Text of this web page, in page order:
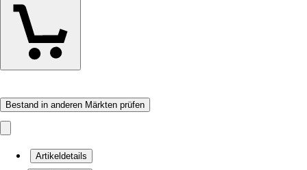
Bestand in anderen Märkten prüfen
Artikeldetails